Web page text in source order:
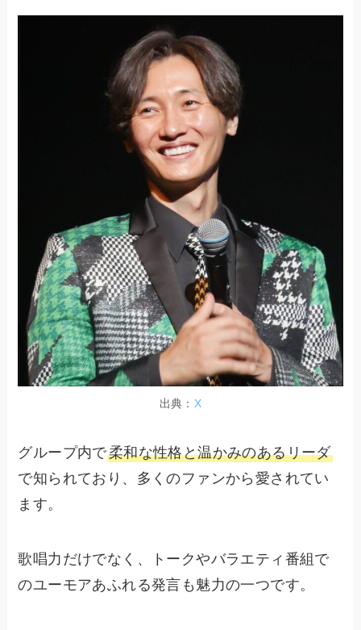
出典： X
グループ内で柔和な性格と温かみのあるリーダ
で知られており、多くのファンから愛されてい
ます。
歌唱力だけでなく、トークやバラエティ番組で
のユーモアあふれる発言も魅力の一つです。